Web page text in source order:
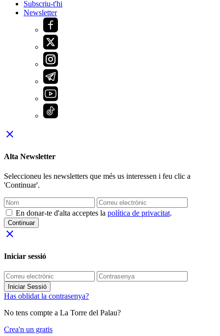
Subscriu-t'hi
Newsletter
close
Alta Newsletter
Seleccioneu les newsletters que més us interessen i feu clic a
'Continuar'.
En donar-te d'alta acceptes la política de privacitat.
Continuar
close
Iniciar sessió
Iniciar Sessió
Has oblidat la contrasenya?
No tens compte a La Torre del Palau?
Crea'n un gratis